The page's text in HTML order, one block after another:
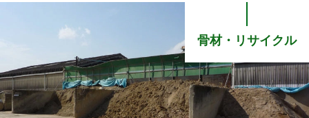
骨材・リサイクル